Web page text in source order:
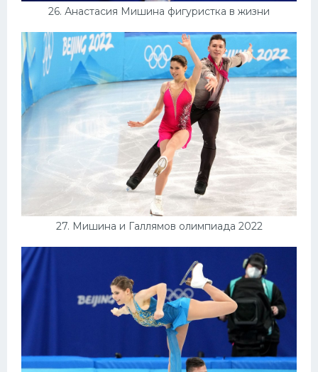
26. Анастасия Мишина фигуристка в жизни
27. Мишина и Галлямов олимпиада 2022